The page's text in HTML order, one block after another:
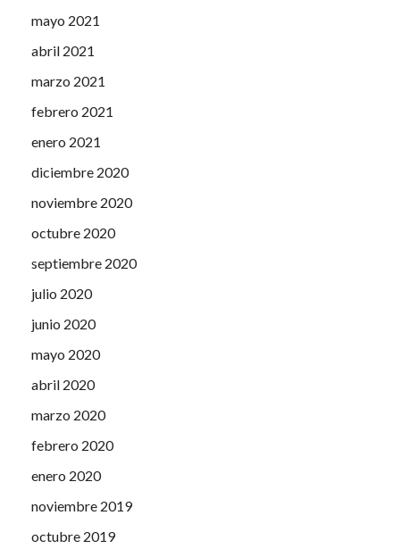
mayo 2021
abril 2021
marzo 2021
febrero 2021
enero 2021
diciembre 2020
noviembre 2020
octubre 2020
septiembre 2020
julio 2020
junio 2020
mayo 2020
abril 2020
marzo 2020
febrero 2020
enero 2020
noviembre 2019
octubre 2019